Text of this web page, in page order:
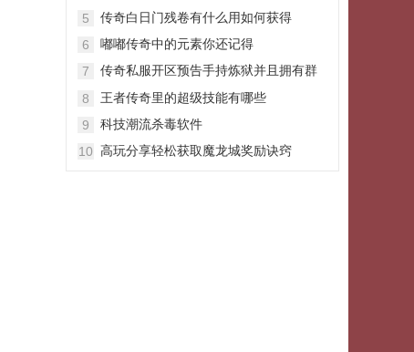
5
传奇白日门残卷有什么用如何获得
6
嘟嘟传奇中的元素你还记得
7
传奇私服开区预告手持炼狱并且拥有群
8
王者传奇里的超级技能有哪些
9
科技潮流杀毒软件
10 高玩分享轻松获取魔龙城奖励诀窍